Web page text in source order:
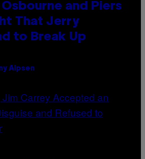
and Piers
That Jerry
to Break Up
Alpsen